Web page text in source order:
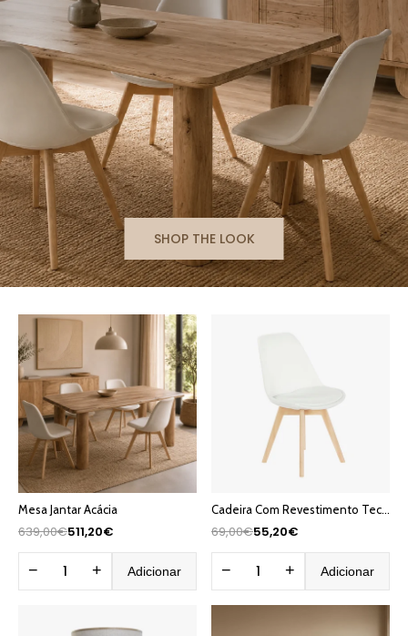
SHOP THE LOOK
Mesa Jantar Acácia
639,00€511,20€
− + Adicionar
Cadeira Com Revestimento Tecido Branco e Pés em Faia 48X56X83 EAMES
69,00€55,20€
− + Adicionar